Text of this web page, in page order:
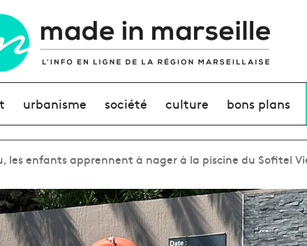
urbanisme société culture bons plans
les enfants apprennent à nager à la piscine du Sofitel